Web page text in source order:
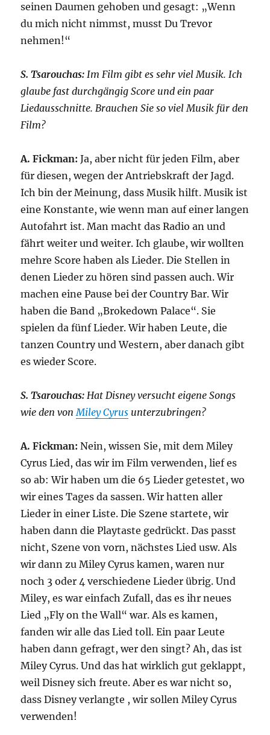
seinen Daumen gehoben und gesagt: „Wenn
du mich nicht nimmst, musst Du Trevor
nehmen!“
S. Tsarouchas: Im Film gibt es sehr viel Musik. Ich
glaube fast durchgängig Score und ein paar
Liedausschnitte. Brauchen Sie so viel Musik für den
Film?
A. Fickman:Ja, aber nicht für jeden Film, aber
für diesen, wegen der Antriebskraft der Jagd.
Ich bin der Meinung, dass Musik hilft. Musik ist
eine Konstante, wie wenn man auf einer langen
Autofahrt ist. Man macht das Radio an und
fährt weiter und weiter. Ich glaube, wir wollten
mehre Score haben als Lieder. Die Stellen in
denen Lieder zu hören sind passen auch. Wir
machen eine Pause bei der Country Bar. Wir
haben die Band „Brokedown Palace“. Sie
spielen da fünf Lieder. Wir haben Leute, die
tanzen Country und Western, aber danach gibt
es wieder Score.
S. Tsarouchas:Hat Disney versucht eigene Songs
wie den vonMiley Cyrus unterzubringen?
A. Fickman:Nein, wissen Sie, mit dem Miley
Cyrus Lied, das wir im Film verwenden, lief es
so ab: Wir haben um die 65 Lieder getestet, wo
wir eines Tages da sassen. Wir hatten aller
Lieder in einer Liste. Die Szene startete, wir
haben dann die Playtaste gedrückt. Das passt
nicht, Szene von vorn, nächstes Lied usw. Als
wir dann zu Miley Cyrus kamen, waren nur
noch 3 oder 4 verschiedene Lieder übrig. Und
Miley, es war einfach Zufall, das es ihr neues
Lied „Fly on the Wall“ war. Als es kamen,
fanden wir alle das Lied toll. Ein paar Leute
haben dann gefragt, wer den singt? Ah, das ist
Miley Cyrus. Und das hat wirklich gut geklappt,
weil Disney sich freute. Aber es war nicht so,
dass Disney verlangte , wir sollen Miley Cyrus
verwenden!